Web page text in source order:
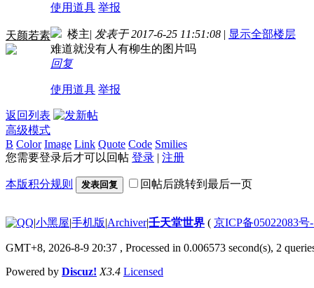
使用道具 举报
天颜若素 楼主| 发表于 2017-6-25 11:51:08 | 显示全部楼层
难道就没有人有柳生的图片吗
回复
使用道具 举报
返回列表
高级模式
B Color Image Link Quote Code Smilies
您需要登录后才可以回帖 登录 | 注册
本版积分规则 发表回复 回帖后跳转到最后一页
|小黑屋|手机版|Archiver|壬天堂世界 ( 京ICP备05022083号
GMT+8, 2026-8-9 20:37 , Processed in 0.006573 second(s), 2
Powered by Discuz! X3.4 Licensed